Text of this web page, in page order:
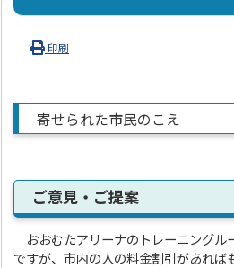
印刷
寄せられた市民のこえ
ご意見・ご提案
おおむたアリーナのトレーニングル
ですが、市内の人の料金割引があれば